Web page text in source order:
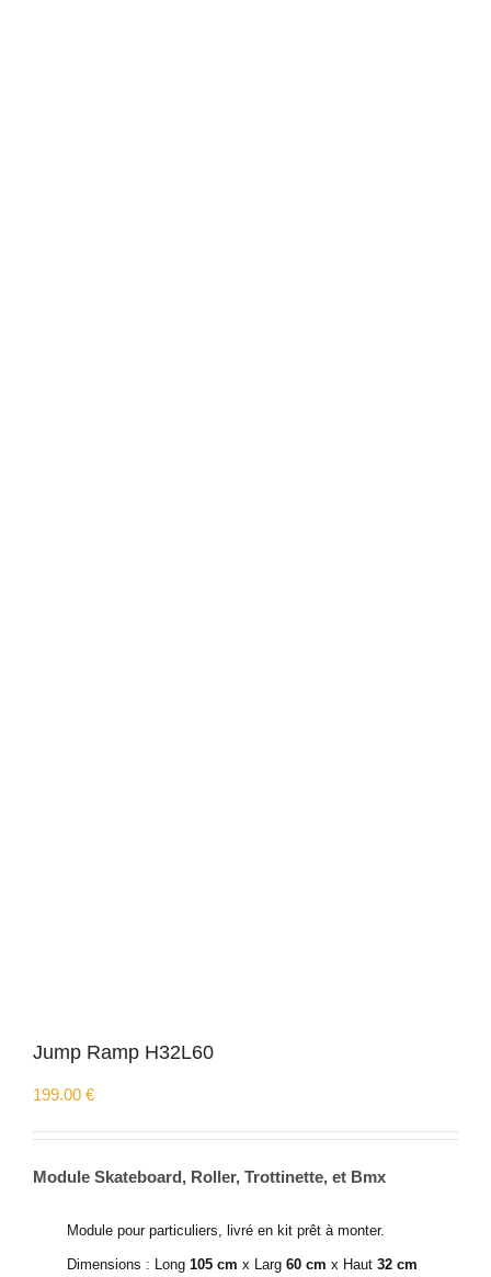
Jump Ramp H32L60
199.00 €
Module Skateboard, Roller, Trottinette, et Bmx
Module pour particuliers, livré en kit prêt à monter.
Dimensions : Long105 cm x Larg60 cm x Haut32 cm